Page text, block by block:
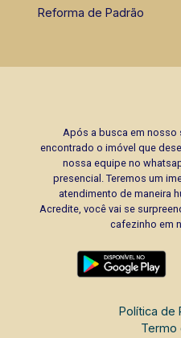
Reforma de Padrão
Após a busca em nosso
encontrado o imóvel que
nossa equipe no
presencial. Teremos um
atendimento de maneira
Acredite, você vai se
cafezinho em
Política de
Termo